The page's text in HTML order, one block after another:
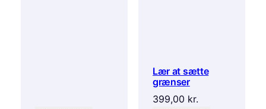
Lær at sætte
grænser
399,00 kr.